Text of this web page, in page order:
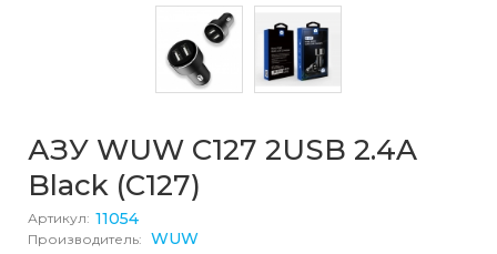
АЗУ WUW C127 2USB 2.4A
Black (C127)
Артикул: 11054
Производитель: WUW